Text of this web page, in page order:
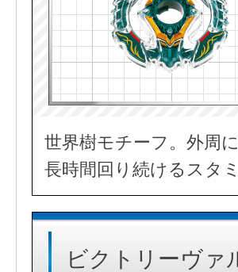
世界樹モチーフ。外周
長時間回り続けるスタ
ビクトリーヴァ